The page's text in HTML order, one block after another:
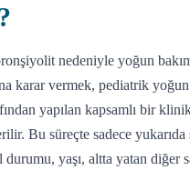
nedeniyle yoğun
karar vermek, pediatrik
yapılan kapsamlı bir
Bu süreçte sadece
durumu, yaşı, altta yatan diğer